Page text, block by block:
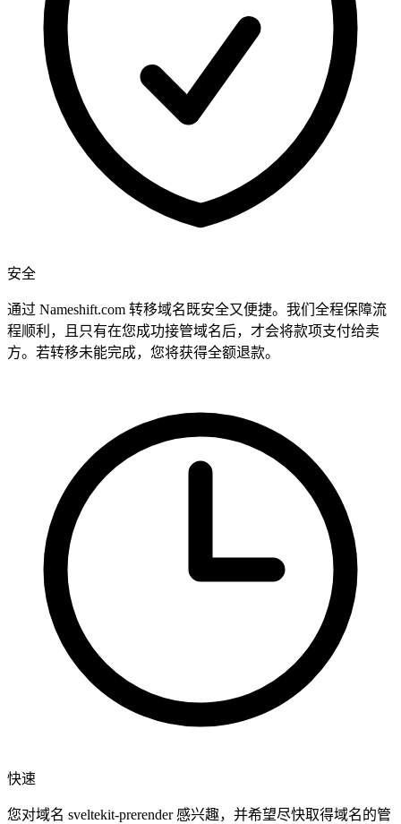
安全
通过 Nameshift.com 转移域名既安全又便捷。我们全程保障流
程顺利，且只有在您成功接管域名后，才会将款项支付给卖
方。若转移未能完成，您将获得全额退款。
快速
您对域名 sveltekit-prerender 感兴趣，并希望尽快取得域名的管